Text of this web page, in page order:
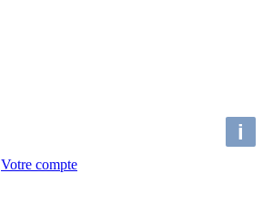
i
Votre compte